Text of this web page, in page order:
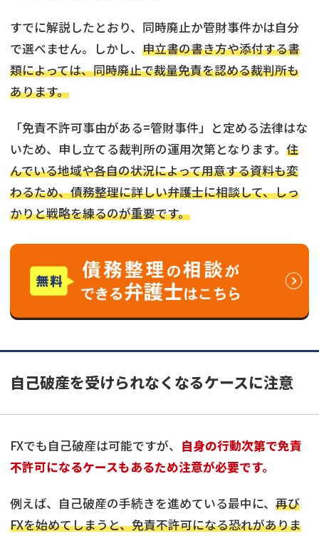
すでに解説したとおり、同時廃止か管財事件かは自分
で選べません。しかし、 申立書の書き方や添付する書
類によっては、同時廃止で裁量免責を認める裁判所も
あります。
「免責不許可事由がある=管財事件」と定める法律はな
いため、申し立てる裁判所の運用次第となります。 住
んでいる地域や各自の状況によって用意する資料も変
わるため、債務整理に詳しい弁護士に相談して、しっ
かりと戦略を練るのが重要です。
自己破産を受けられなくなるケースに注意
FXでも自己破産は可能ですが、 自身の行動次第で免責
不許可になるケースもあるため注意が必要です。
例えば、自己破産の手続きを進めている最中に、 再び
FXを始めてしまうと、免責不許可になる恐れがありま